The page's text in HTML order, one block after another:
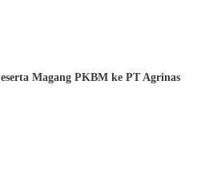
Magang PKBM ke PT Agrinas